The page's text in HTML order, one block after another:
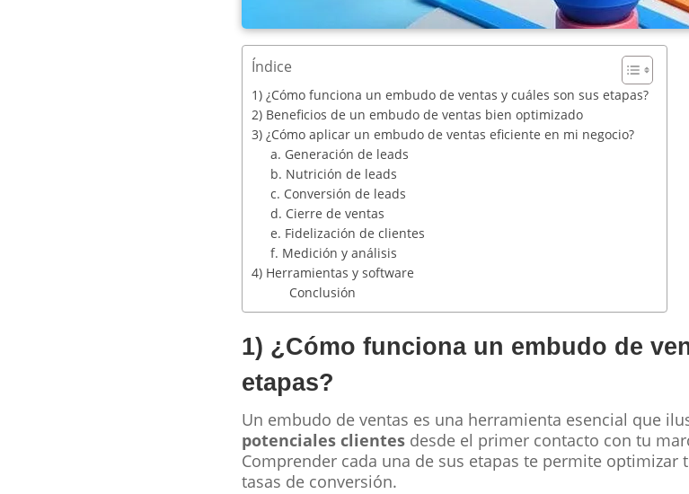
Índice
1) ¿Cómo funciona un embudo de ventas y cuáles son sus etapas?
2) Beneficios de un embudo de ventas bien optimizado
3) ¿Cómo aplicar un embudo de ventas eficiente en mi negocio?
a. Generación de leads
b. Nutrición de leads
c. Conversión de leads
d. Cierre de ventas
e. Fidelización de clientes
f. Medición y análisis
4) Herramientas y software
Conclusión
1) ¿Cómo funciona un embudo de
etapas?
Un embudo de ventas es una herramienta esencial que
potenciales clientes desde el primer contacto con tu
Comprender cada una de sus etapas te permite optimizar
tasas de conversión.